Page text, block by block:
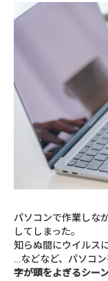
パソコンで作業しな
してしまった。
知らぬ間にウイルス
…などなど、パソコン
字が頭をよぎるシー